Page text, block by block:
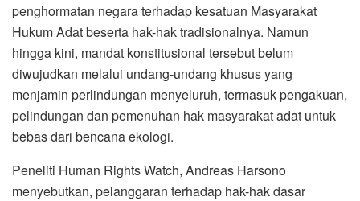
penghormatan negara terhadap kesatuan Masyarakat
Hukum Adat beserta hak-hak tradisionalnya. Namun
hingga kini, mandat konstitusional tersebut belum
diwujudkan melalui undang-undang khusus yang
menjamin perlindungan menyeluruh, termasuk pengakuan,
pelindungan dan pemenuhan hak masyarakat adat untuk
bebas dari bencana ekologi.
Peneliti Human Rights Watch, Andreas Harsono
menyebutkan, pelanggaran terhadap hak-hak dasar